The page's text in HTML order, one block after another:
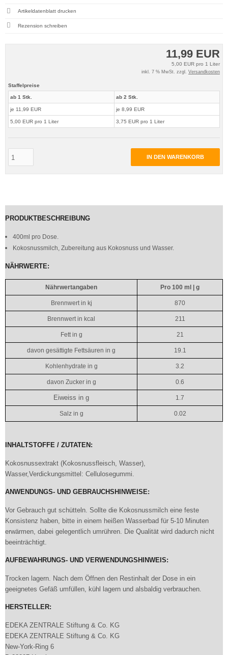
11,99 EUR
5,00 EUR pro 1 Liter
inkl. 7 % MwSt. zzgl. Versandkosten
Staffelpreise
ab 1 Stk.
je 11,99 EUR
5,00 EUR pro 1 Liter
ab 2 Stk.
je 8,99 EUR
3,75 EUR pro 1 Liter
IN DEN WARENKORB
Artikeldatenblatt drucken
Rezension schreiben
PRODUKTBESCHREIBUNG
400ml pro Dose.
Kokosnussmilch, Zubereitung aus Kokosnuss und Wasser.
NÄHRWERTE:
Nährwertangaben Pro 100 ml | g
Brennwert in kj 870
Brennwert in kcal 211
Fett in g 21
davon gesättigte Fettsäuren in g 19.1
Kohlenhydrate in g 3.2
davon Zucker in g 0.6
Eiweiss in g 1.7
Salz in g 0.02
INHALTSTOFFE / ZUTATEN:
Kokosnussextrakt (Kokosnussfleisch, Wasser),
Wasser,Verdickungsmittel: Cellulosegummi.
ANWENDUNGS- UND GEBRAUCHSHINWEISE:
Vor Gebrauch gut schütteln. Sollte die Kokosnussmilch eine feste
Konsistenz haben, bitte in einem heißen Wasserbad für 5-10 Minuten
erwärmen, dabei gelegentlich umrühren. Die Qualität wird dadurch nicht
beeinträchtigt.
AUFBEWAHRUNGS- UND VERWENDUNGSHINWEIS:
Trocken lagern. Nach dem Öffnen den Restinhalt der Dose in ein
geeignetes Gefäß umfüllen, kühl lagern und alsbaldig verbrauchen.
HERSTELLER:
EDEKA ZENTRALE Stiftung & Co. KG
EDEKA ZENTRALE Stiftung & Co. KG
New-York-Ring 6